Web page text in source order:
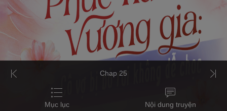
Chap 25
Mục lục Nội dung truyện